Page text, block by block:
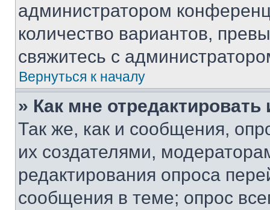
администратором
количество вариантов,
свяжитесь с
Вернуться к началу
» Как мне
Так же, как и сообщения,
их создателями,
редактирования опроса
сообщения в теме; опрос